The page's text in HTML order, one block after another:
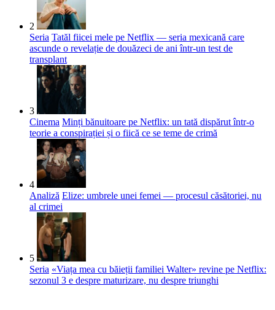
2
Seria Tatăl fiicei mele pe Netflix — seria mexicană care
ascunde o revelație de douăzeci de ani într-un test de
transplant
3
Cinema Minți bănuitoare pe Netflix: un tată dispărut într-o
teorie a conspirației și o fiică ce se teme de crimă
4
Analiză Elize: umbrele unei femei — procesul căsătoriei, nu
al crimei
5
Seria «Viața mea cu băieții familiei Walter» revine pe Netflix:
sezonul 3 e despre maturizare, nu despre triunghi